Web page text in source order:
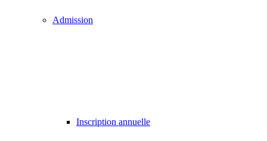
Admission
Inscription annuelle